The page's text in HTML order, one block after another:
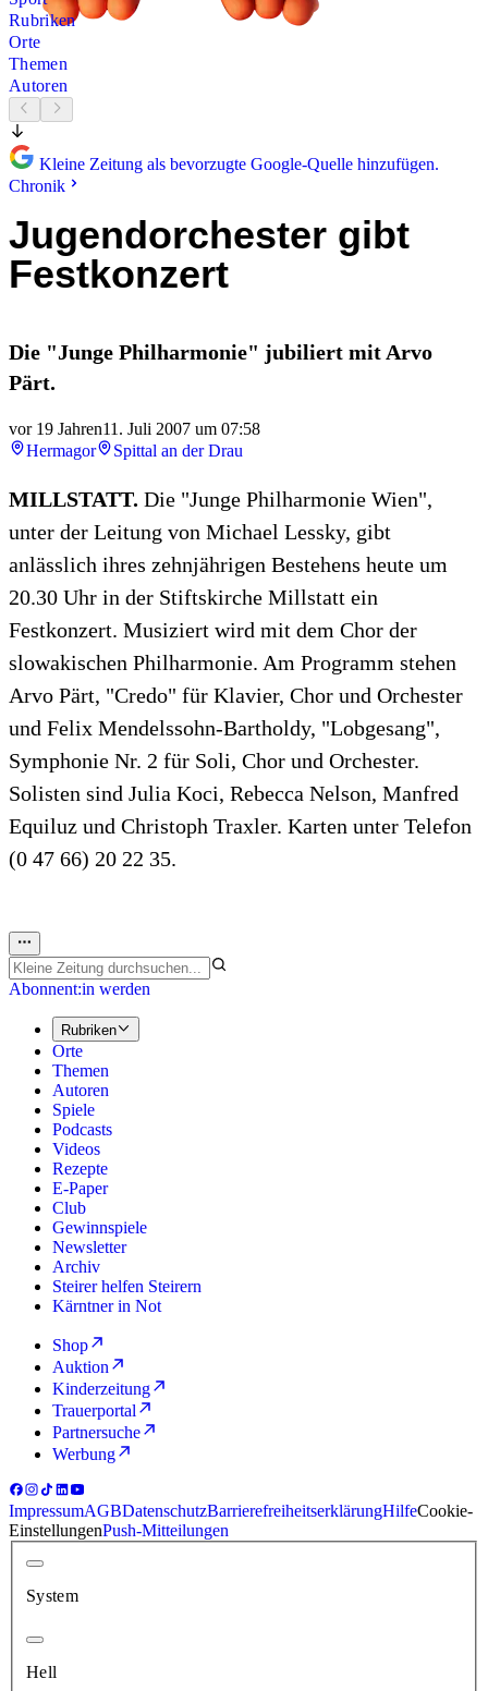
Rubriken
Orte
Themen
Autoren
Kleine Zeitung als bevorzugte Google-Quelle hinzufügen.
Chronik
Jugendorchester gibt
Festkonzert
Die "Junge Philharmonie" jubiliert mit Arvo
Pärt.
vor 19 Jahren11. Juli 2007 um 07:58
Hermagor
Spittal an der Drau
MILLSTATT. Die "Junge Philharmonie Wien",
unter der Leitung von Michael Lessky, gibt
anlässlich ihres zehnjährigen Bestehens heute um
20.30 Uhr in der Stiftskirche Millstatt ein
Festkonzert. Musiziert wird mit dem Chor der
slowakischen Philharmonie. Am Programm stehen
Arvo Pärt, "Credo" für Klavier, Chor und Orchester
und Felix Mendelssohn-Bartholdy, "Lobgesang",
Symphonie Nr. 2 für Soli, Chor und Orchester.
Solisten sind Julia Koci, Rebecca Nelson, Manfred
Equiluz und Christoph Traxler. Karten unter Telefon
(0 47 66) 20 22 35.
Abonnent:in werden
Rubriken
Orte
Themen
Autoren
Spiele
Podcasts
Videos
Rezepte
E-Paper
Club
Gewinnspiele
Newsletter
Archiv
Steirer helfen Steirern
Kärntner in Not
Shop
Auktion
Kinderzeitung
Trauerportal
Partnersuche
Werbung
ImpressumAGBDatenschutzBarrierefreiheitserklärungHilfeCookie-
EinstellungenPush-Mitteilungen
System
Hell